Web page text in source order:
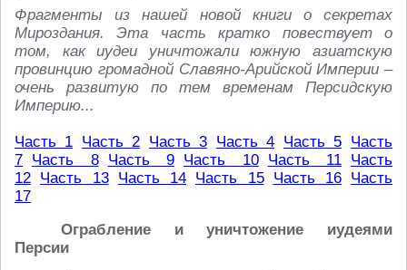
Фрагменты из нашей новой книги о секретах
Мироздания. Эта часть кратко повествует о
том, как иудеи уничтожали южную азиатскую
провинцию громадной Славяно-Арийской Империи –
очень развитую по тем временам Персидскую
Империю...
Часть 1 Часть 2 Часть 3 Часть 4 Часть 5 Часть
7 Часть 8 Часть 9 Часть 10 Часть 11 Часть
12 Часть 13 Часть 14 Часть 15 Часть 16 Часть
17
Ограбление и уничтожение иудеями
Персии